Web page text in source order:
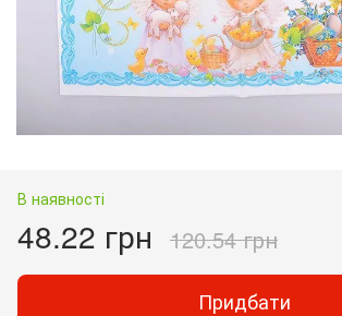
В наявності
48.22 грн 120.54 грн
Придбати